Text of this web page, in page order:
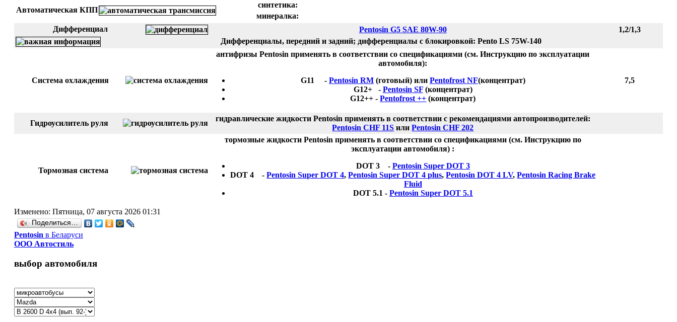
Автоматическая КПП
синтетика:
минералка:
Дифференциал
Pentosin G5 SAE 80W-90
1,2/1,3
Дифференциалы, передний и задний; дифференциалы с блокировкой: Pento LS 75W-140
Система охлаждения
антифризы Pentosin применять в соответствии со спецификациями (см. Инструкцию по эксплуатации
автомобиля):
G11 - Pentosin RM(готовый) или Pentofrost NF(концентрат)
G12+ - Pentosin SF(концентрат)
G12++ -Pentofrost ++ (концентрат)
7,5
Гидроусилитель руля
гидравлические жидкости Pentosin применять в соответствии с рекомендациями автопроизводителей:
Pentosin CHF 11S илиPentosin CHF 202
Тормозная система
тормозные жидкости Pentosin применять в соответствии со спецификациями (см. Инструкцию по
эксплуатации автомобиля) :
DOT 3 - Pentosin Super DOT 3
DOT 4 -Pentosin Super DOT 4,Pentosin Super DOT 4 plus,Pentosin DOT 4 LV,Pentosin Racing Brake
Fluid
DOT 5.1 - Pentosin Super DOT 5.1
Изменено: Пятница, 07 августа 2026 01:31
Поделиться…
Рentosin в Беларуси
ООО Автостиль
выбор автомобиля